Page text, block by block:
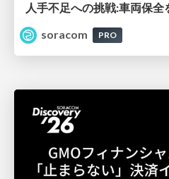
soracom
PRO